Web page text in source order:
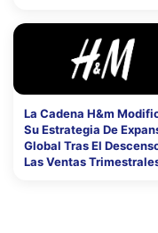
La Cadena H&m
Su Estrategia De
Global Tras El
Las Ventas